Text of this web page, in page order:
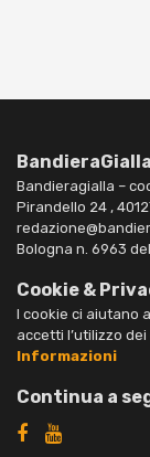
BandieraGialla
Bandieragialla –
Pirandello 24 ,
Bologna n. 6963
Cookie &
I cookie ci aiutano
accetti l’utilizzo
Informazioni
Continua a